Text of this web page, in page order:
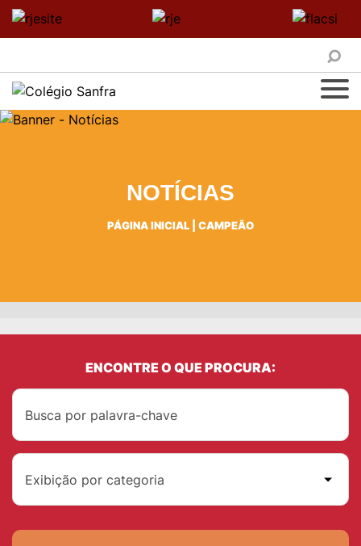
NOTÍCIAS
PÁGINA INICIAL CAMPEÃO
ENCONTRE O QUE PROCURA:
Exibição por categoria